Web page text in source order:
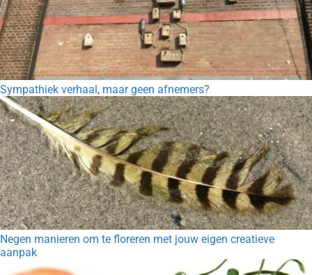
Sympathiek verhaal, maar geen afnemers?
Negen manieren om te floreren met jouw eigen creatieve
aanpak